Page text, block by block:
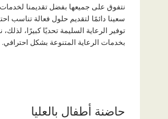
نتفوق على جميعها بفضل تقديمنا
سعينا دائمًا لتقديم حلول فعالة تناسب
توفير الرعاية السليمة تحديًا كبيرًا،
بخدمات الرعاية المتنوعة بشكل احترافي.
حاضنة أطفال بالعليا